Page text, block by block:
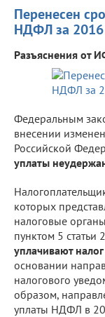
Перенесен
НДФЛ за 2016
Разъяснения от
Федеральным
внесении
Российской
уплаты
которых
налоговые
пунктом 5
уплачивают
основании
налогового
образом,
уплаты НДФЛ в